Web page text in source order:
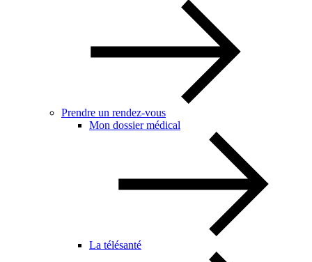
Prendre un rendez-vous
Mon dossier médical
La télésanté